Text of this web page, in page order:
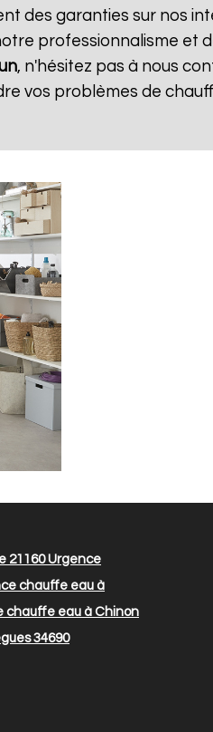
des garanties sur nos
professionnalisme et
, n'hésitez pas à nous
vos problèmes de
21160Urgence
chauffe eau à
chauffe eau à Chinon
34690